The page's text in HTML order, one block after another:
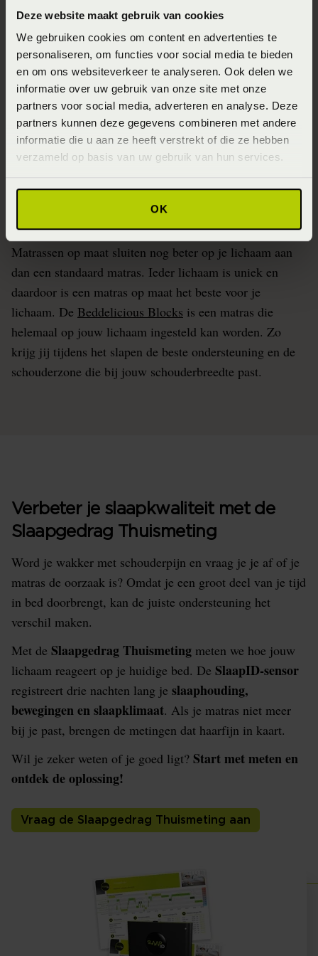
Deze website maakt gebruik van cookies
We gebruiken cookies om content en advertenties te
personaliseren, om functies voor social media te bieden
en om ons websiteverkeer te analyseren. Ook delen we
informatie over uw gebruik van onze site met onze
partners voor social media, adverteren en analyse. Deze
partners kunnen deze gegevens combineren met andere
informatie die u aan ze heeft verstrekt of die ze hebben
verzameld op basis van uw gebruik van hun services.
OK
Kies een matras met zachte schouderzone
Matrassen zijn er in vele soorten, het ene matras houdt
meer rekening met een goede lichaamsondersteuning dan
de andere. Schouderpijn na het slapen duidt op een
verkeerd matras, daarom is het heel belangrijk een
matras uit te zoeken die een zachte schouderzone heeft.
Zodat de schouders goed in de matras weg kunnen
Overweeg een matras op maat
Matrassen op maat sluiten nog beter op je lichaam aan
dan een standaard matras. Ieder lichaam is uniek en
daardoor is een matras op maat het beste voor je
lichaam. De Beddelicious Blocks is een matras die
helemaal op jouw lichaam ingesteld kan worden. Zo
krijg jij tijdens het slapen de beste ondersteuning en de
schouderzone die bij jouw schouderbreedte past.
Verbeter je slaapkwaliteit met de
Slaapgedrag Thuismeting
Word je wakker met schouderpijn en vraag je je af of je
matras de oorzaak is? Omdat je een groot deel van je tijd
in bed doorbrengt, kan de juiste ondersteuning het
verschil maken.
Met de Slaapgedrag Thuismeting meten we hoe jouw
lichaam reageert op je huidige bed. De SlaapID-sensor
registreert drie nachten lang je slaaphouding,
bewegingen en slaapklimaat. Als je matras niet meer
bij je past, brengen de metingen dat haarfijn in kaart.
Wil je zeker weten of je goed ligt? Start met meten en
ontdek de oplossing!
Vraag de Slaapgedrag Thuismeting aan